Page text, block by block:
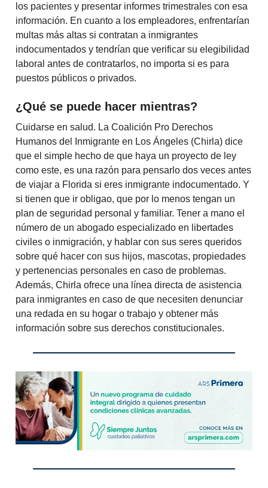
los pacientes y presentar informes trimestrales con esa
información. En cuanto a los empleadores, enfrentarían
multas más altas si contratan a inmigrantes
indocumentados y tendrían que verificar su elegibilidad
laboral antes de contratarlos, no importa si es para
puestos públicos o privados.
¿Qué se puede hacer mientras?
Cuidarse en salud. La Coalición Pro Derechos
Humanos del Inmigrante en Los Ángeles (Chirla) dice
que el simple hecho de que haya un proyecto de ley
como este, es una razón para pensarlo dos veces antes
de viajar a Florida si eres inmigrante indocumentado. Y
si tienen que ir obligao, que por lo menos tengan un
plan de seguridad personal y familiar. Tener a mano el
número de un abogado especializado en libertades
civiles o inmigración, y hablar con sus seres queridos
sobre qué hacer con sus hijos, mascotas, propiedades
y pertenencias personales en caso de problemas.
Además, Chirla ofrece una línea directa de asistencia
para inmigrantes en caso de que necesiten denunciar
una redada en su hogar o trabajo y obtener más
información sobre sus derechos constitucionales.